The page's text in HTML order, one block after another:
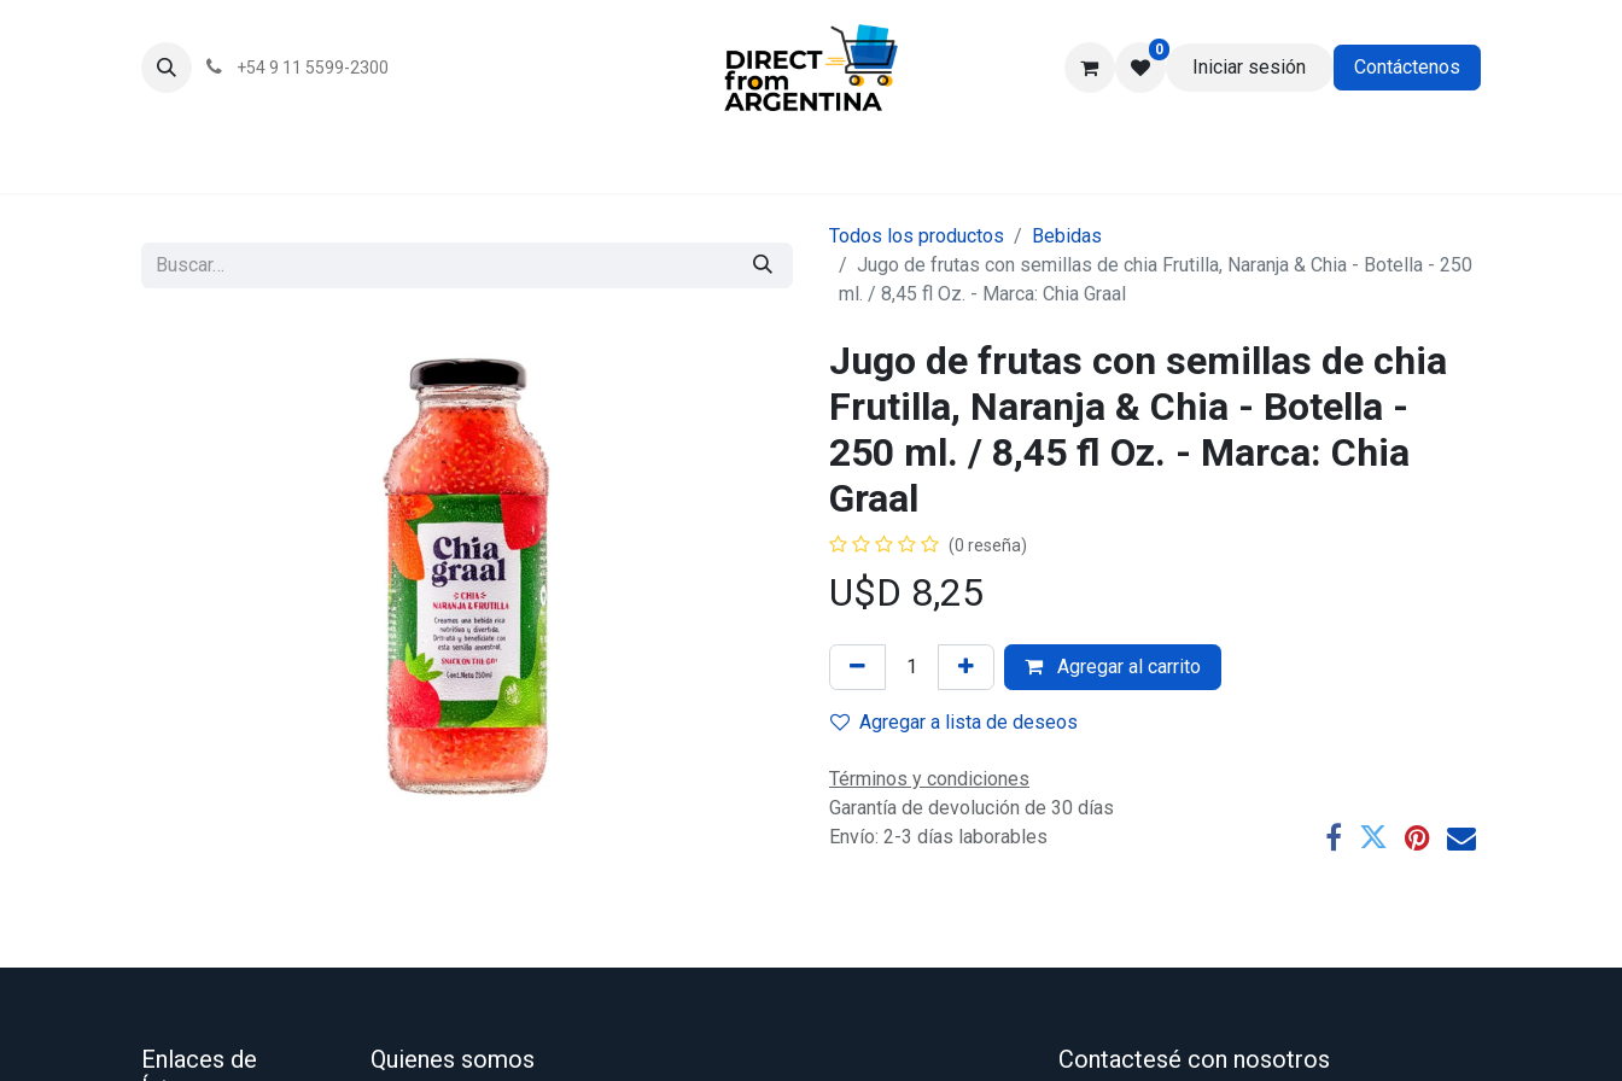
+54 9 11 5599-2300
0
Iniciar sesión Contáctenos
Todos los productos
Bebidas
Jugo de frutas con semillas de chia Frutilla, Naranja & Chia - Botella - 250
ml. / 8,45 fl Oz. - Marca: Chia Graal
Jugo de frutas con semillas de chia
Frutilla, Naranja & Chia - Botella -
250 ml. / 8,45 fl Oz. - Marca: Chia
Graal
(0 reseña)
U$D 8,25
Agregar al carrito
Agregar a lista de deseos
Términos y condiciones
Garantía de devolución de 30 días
Envío: 2-3 días laborables
Enlaces de
Quienes somos Contactesé con nosotros